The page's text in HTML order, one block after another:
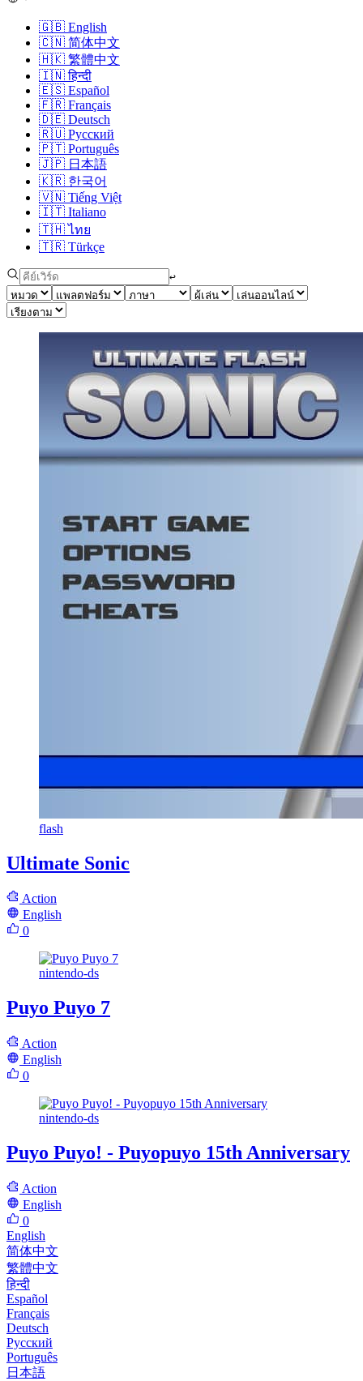
🇬🇧 English
🇨🇳 简体中文
🇭🇰 繁體中文
🇮🇳 हिन्दी
🇪🇸 Español
🇫🇷 Français
🇩🇪 Deutsch
🇷🇺 Русский
🇵🇹 Português
🇯🇵 日本語
🇰🇷 한국어
🇻🇳 Tiếng Việt
🇮🇹 Italiano
🇹🇭 ไทย
🇹🇷 Türkçe
↩︎
flash
Ultimate Sonic
Action
English
0
nintendo-ds
Puyo Puyo 7
Action
English
0
nintendo-ds
Puyo Puyo! - Puyopuyo 15th Anniversary
Action
English
0
English
简体中文
繁體中文
हिन्दी
Español
Français
Deutsch
Русский
Português
日本語